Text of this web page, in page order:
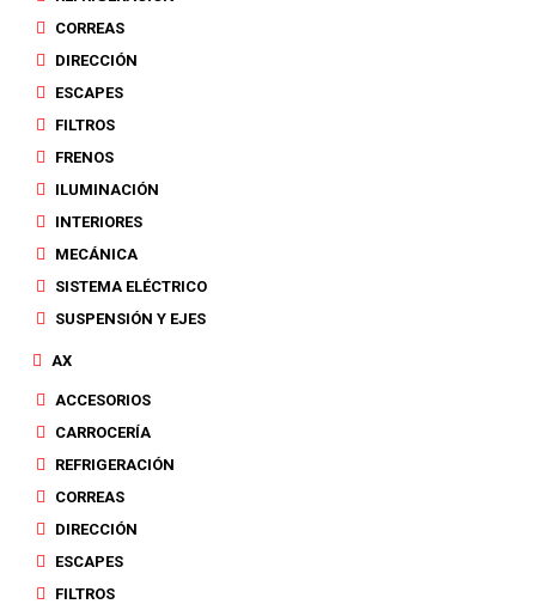
CORREAS
DIRECCIÓN
ESCAPES
FILTROS
FRENOS
ILUMINACIÓN
INTERIORES
MECÁNICA
SISTEMA ELÉCTRICO
SUSPENSIÓN Y EJES
AX
ACCESORIOS
CARROCERÍA
REFRIGERACIÓN
CORREAS
DIRECCIÓN
ESCAPES
FILTROS